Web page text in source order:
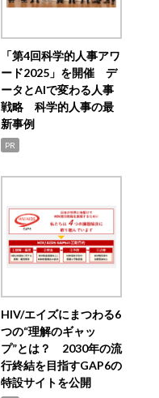
「第4回科学的人事アワ
ード2025」を開催 デ
ータとAIで変わる人事
戦略 科学的人事の最
新事例
PR
HIV/エイズにまつわる6
つの“理解のギャッ
プ”とは？ 2030年の流
行終結を目指すGAP6の
特設サイトを公開